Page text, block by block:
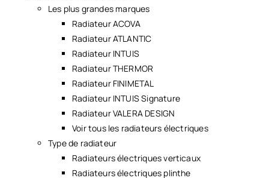
Les plus grandes marques
Radiateur ACOVA
Radiateur ATLANTIC
Radiateur INTUIS
Radiateur THERMOR
Radiateur FINIMETAL
Radiateur INTUIS Signature
Radiateur VALERA DESIGN
Voir tous les radiateurs électriques
Type de radiateur
Radiateurs électriques verticaux
Radiateurs électriques plinthe